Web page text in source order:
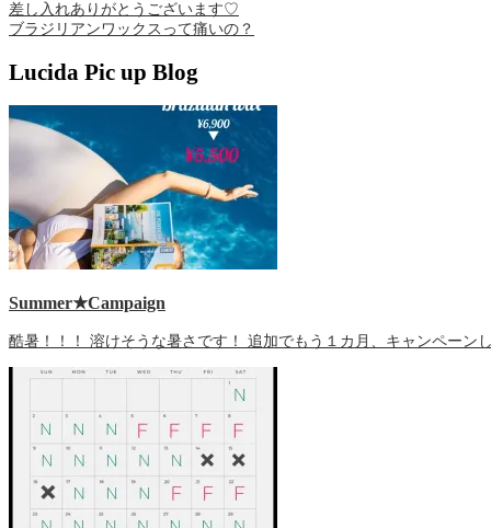
差し入れありがとうございます♡
ブラジリアンワックスって痛いの？
Lucida Pic up Blog
Summer★Campaign
酷暑！！！ 溶けそうな暑さです！ 追加でもう１カ月、キャンペーン